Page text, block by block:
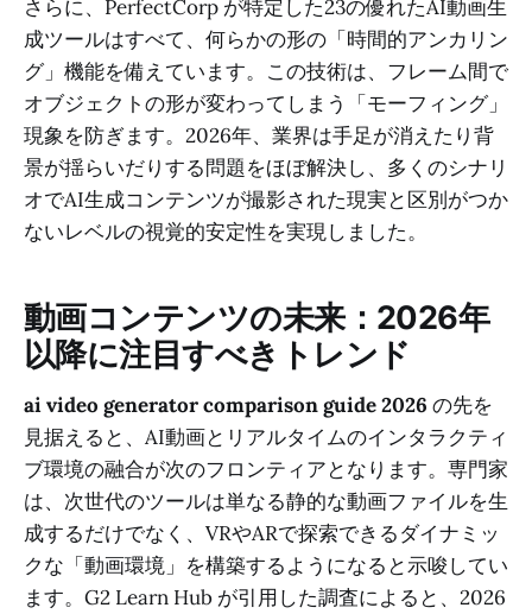
さらに、PerfectCorp が特定した23の優れたAI動画生
成ツールはすべて、何らかの形の「時間的アンカリン
グ」機能を備えています。この技術は、フレーム間で
オブジェクトの形が変わってしまう「モーフィング」
現象を防ぎます。2026年、業界は手足が消えたり背
景が揺らいだりする問題をほぼ解決し、多くのシナリ
オでAI生成コンテンツが撮影された現実と区別がつか
ないレベルの視覚的安定性を実現しました。
動画コンテンツの未来：2026年
以降に注目すべきトレンド
ai video generator comparison guide 2026 の先を
見据えると、AI動画とリアルタイムのインタラクティ
ブ環境の融合が次のフロンティアとなります。専門家
は、次世代のツールは単なる静的な動画ファイルを生
成するだけでなく、VRやARで探索できるダイナミッ
クな「動画環境」を構築するようになると示唆してい
ます。G2 Learn Hub が引用した調査によると、2026